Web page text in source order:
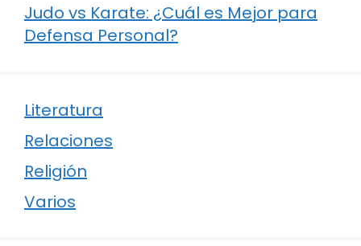
Judo vs Karate: ¿Cuál es Mejor para
Defensa Personal?
Literatura
Relaciones
Religión
Varios